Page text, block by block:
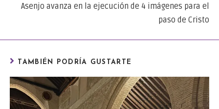
Asenjo avanza en la ejecución de 4 imágenes para el
paso de Cristo
TAMBIÉN PODRÍA GUSTARTE